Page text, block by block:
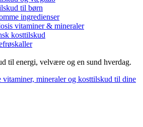
til børn
ingredienser
vitaminer & mineraler
kosttilskud
til energi, velvære og en sund hverdag.
vitaminer, mineraler og kosttilskud til dine